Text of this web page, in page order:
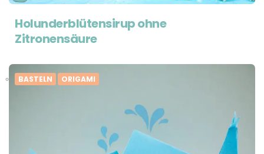
Holunderblütensirup ohne
Zitronensäure
BASTELN ORIGAMI